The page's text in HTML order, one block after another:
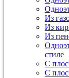
Из
Из
Из
стиле
С
С